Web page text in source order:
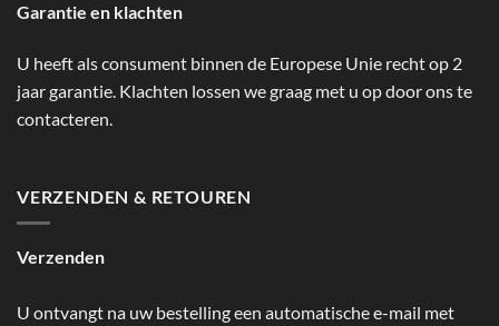
Garantie en klachten
U heeft als consument binnen de Europese Unie recht op 2
jaar garantie. Klachten lossen we graag met u op door ons te
contacteren.
VERZENDEN & RETOUREN
Verzenden
U ontvangt na uw bestelling een automatische e-mail met